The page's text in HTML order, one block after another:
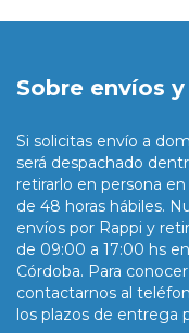
Sobre envíos
Si solicitas envío a
será despachado
retirarlo en persona
de 48 horas hábiles.
envíos por Rappi y
de 09:00 a 17:00 hs
Córdoba. Para
contactarnos al
los plazos de entrega